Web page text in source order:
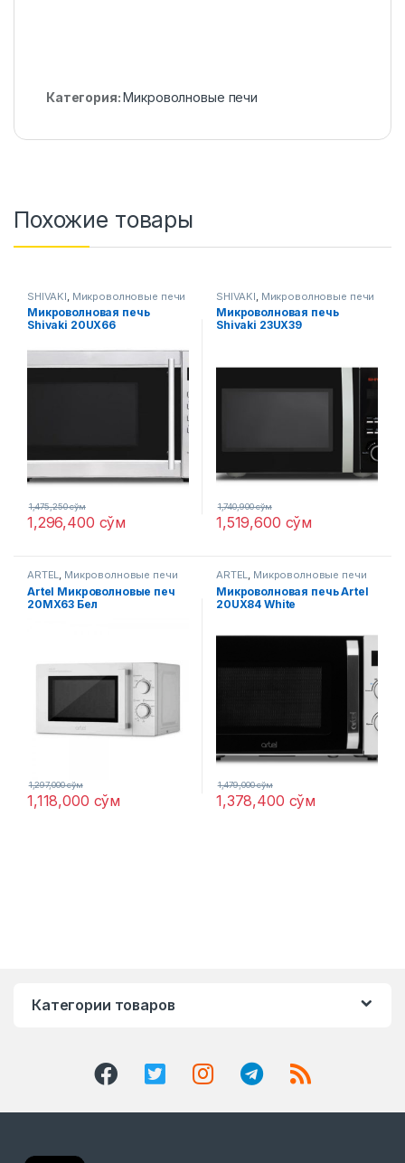
Категория:Микроволновые печи
Похожие товары
SHIVAKI Микроволновые печи
Микроволновая печь
Shivaki 20UX66
1,296,400 сўм
1,475,250сўм
SHIVAKI Микроволновые печи
Микроволновая печь
Shivaki 23UX39
1,519,600 сўм
1,740,900сўм
ARTEL, Микроволновые печи
Artel Микроволновые печ
20MX63 Бел
1,118,000 сўм
1,297,000сўм
ARTEL, Микроволновые печи
Микроволновая печь Artel
20UX84 White
1,378,400 сўм
1,479,000сўм
Категории товаров